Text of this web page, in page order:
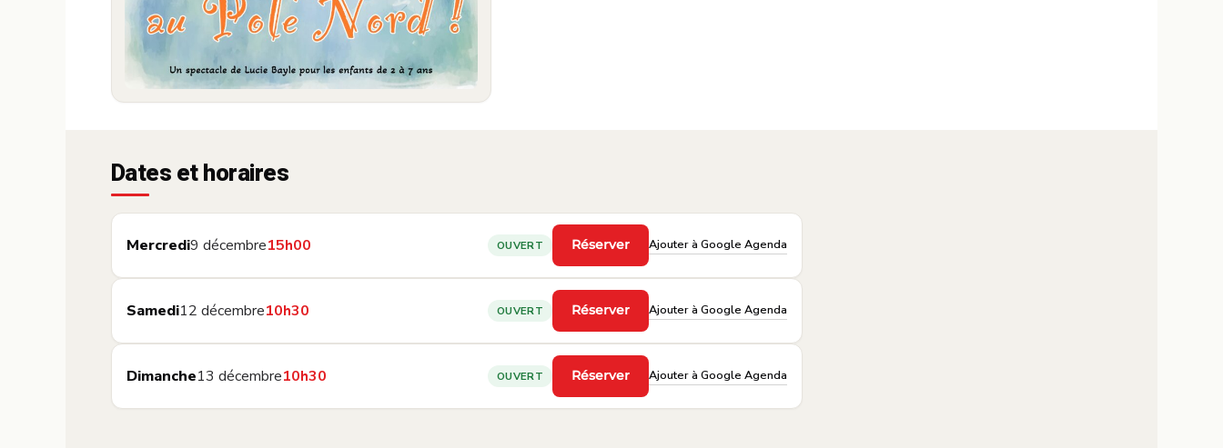
Dates et horaires
Mercredi9 décembre15h00 OUVERT Réserver
·
Ajouter à Google Agenda
Samedi12 décembre10h30 OUVERT Réserver
·
Ajouter à Google Agenda
Dimanche13 décembre10h30 OUVERT Réserver
·
Ajouter à Google Agenda